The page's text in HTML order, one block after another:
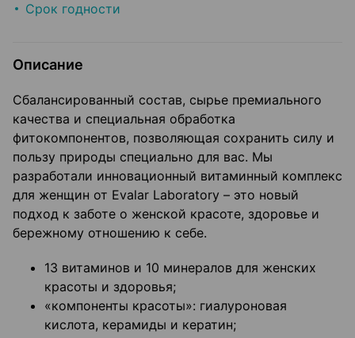
Срок годности
Описание
Сбалансированный состав, сырье премиального
качества и специальная обработка
фитокомпонентов, позволяющая сохранить силу и
пользу природы специально для вас. Мы
разработали инновационный витаминный комплекс
для женщин от Evalar Laboratory – это новый
подход к заботе о женской красоте, здоровье и
бережному отношению к себе.
13 витаминов и 10 минералов для женских
красоты и здоровья;
«компоненты красоты»: гиалуроновая
кислота, керамиды и кератин;